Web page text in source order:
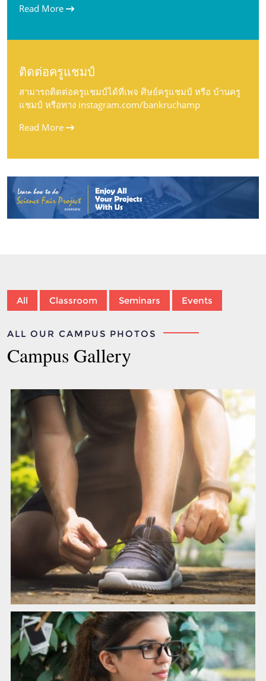
Read More
ติดต่อครูแชมป์
สามารถติดต่อครูแชมป์ได้ที่เพจ ศิษย์ครูแชมป์ หรือ บ้านครู
แชมป์ หรือทาง instagram.com/bankruchamp
Read More
All Classroom Seminars Events
ALL OUR CAMPUS PHOTOS
Campus Gallery